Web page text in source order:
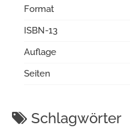
Format
ISBN-13
Auflage
Seiten
Schlagwörter